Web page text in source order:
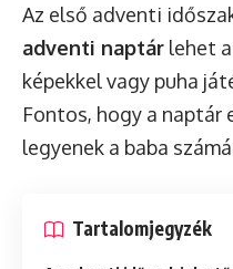
Az első adventi
adventi naptár lehet
képekkel vagy puha
Fontos, hogy a naptár
legyenek a baba
Tartalomjegyzék